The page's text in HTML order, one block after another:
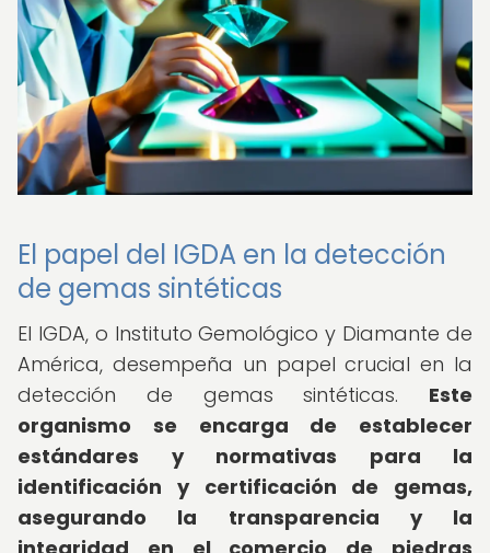
El papel del IGDA en la detección
de gemas sintéticas
El IGDA, o Instituto Gemológico y Diamante de
América, desempeña un papel crucial en la
detección de gemas sintéticas. Este
organismo se encarga de establecer
estándares y normativas para la
identificación y certificación de gemas,
asegurando la transparencia y la